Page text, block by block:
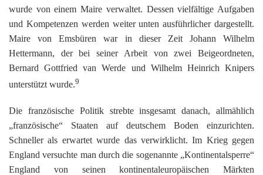
wurde von einem Maire verwaltet. Dessen vielfältige Aufgaben
und Kompetenzen werden weiter unten ausführlicher dargestellt.
Maire von Emsbüren war in dieser Zeit Johann Wilhelm
Hettermann, der bei seiner Arbeit von zwei Beigeordneten,
Bernard Gottfried van Werde und Wilhelm Heinrich Knipers
unterstützt wurde.9
Die französische Politik strebte insgesamt danach, allmählich
„französische“ Staaten auf deutschem Boden einzurichten.
Schneller als erwartet wurde das verwirklicht. Im Krieg gegen
England versuchte man durch die sogenannte „Kontinentalsperre“
England von seinen kontinentaleuropäischen Märkten